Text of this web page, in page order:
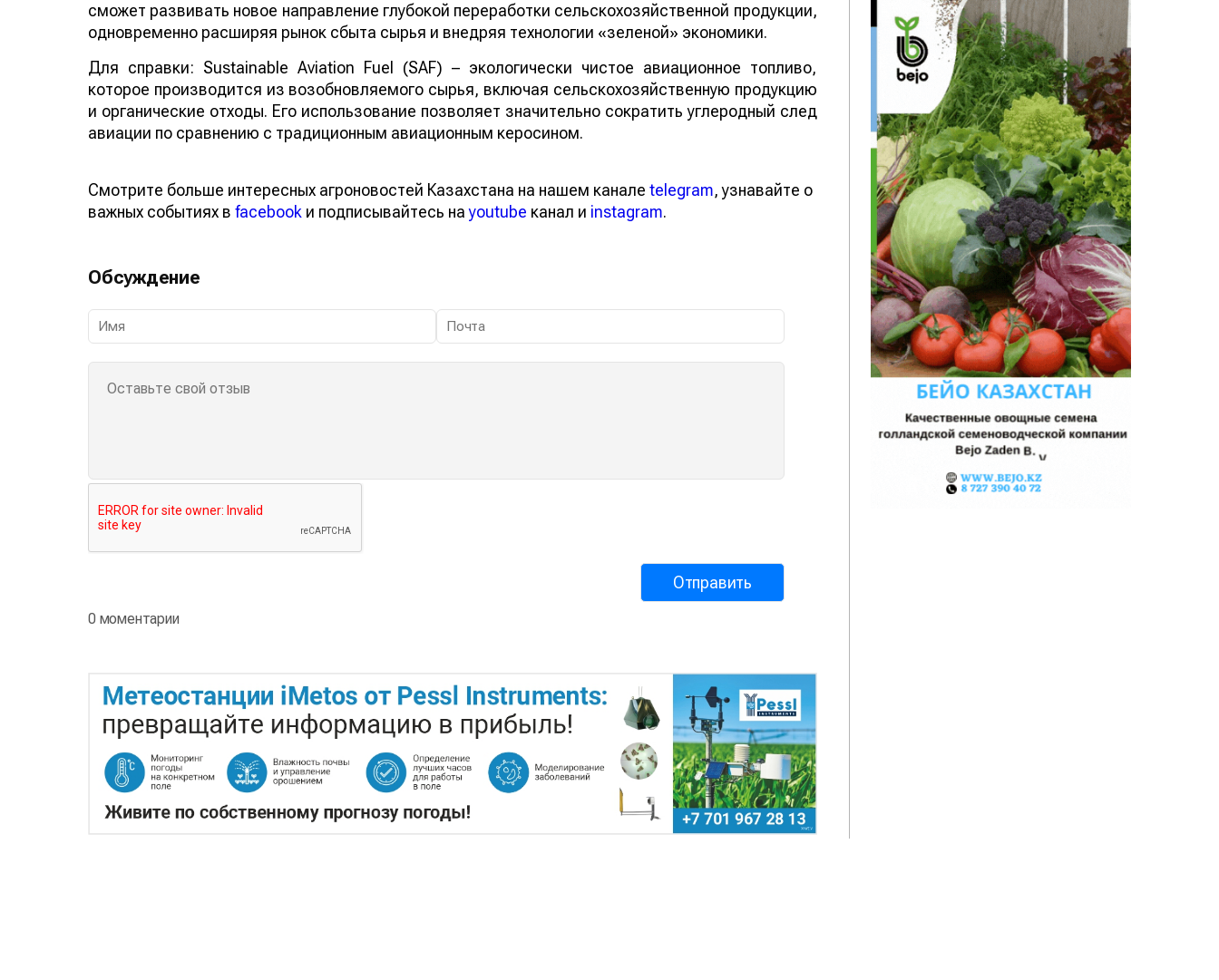
сможет развивать новое направление глубокой переработки сельскохозяйственной продукции,
одновременно расширяя рынок сбыта сырья и внедряя технологии «зеленой» экономики.
Для справки: Sustainable Aviation Fuel (SAF) – экологически чистое авиационное топливо,
которое производится из возобновляемого сырья, включая сельскохозяйственную продукцию
и органические отходы. Его использование позволяет значительно сократить углеродный след
авиации по сравнению с традиционным авиационным керосином.
Смотрите больше интересных агроновостей Казахстана на нашем канале telegram, узнавайте о
важных событиях в facebook и подписывайтесь наyoutube канал и instagram.
Обсуждение
0 моментарии